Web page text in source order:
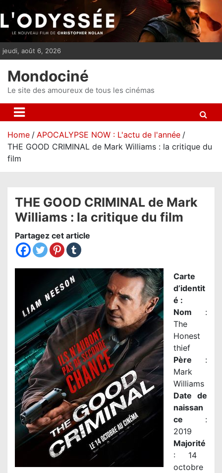
i
p
t
n
jeudi, août 6, 2026
Mondociné
Le site des amoureux de tous les cinémas
Home
APOCALYPSE NOW : L'actu de l'année
THE GOOD CRIMINAL de Mark Williams : la critique du
film
THE GOOD CRIMINAL de Mark
Williams : la critique du film
Partagez cet article
Carte
d’identit
é :
Nom :
The
Honest
thief
Père :
Mark
Williams
Date de
naissan
ce :
2019
Majorité
: 14
octobre